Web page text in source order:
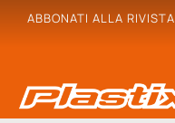
ABBONATI ALLA RIVISTA